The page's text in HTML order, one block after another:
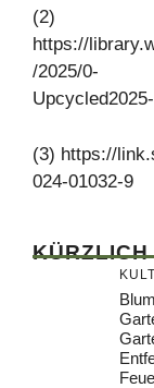
(2)
https://
/2025/0-
(3) https://
024-01032-9
KÜRZLICH